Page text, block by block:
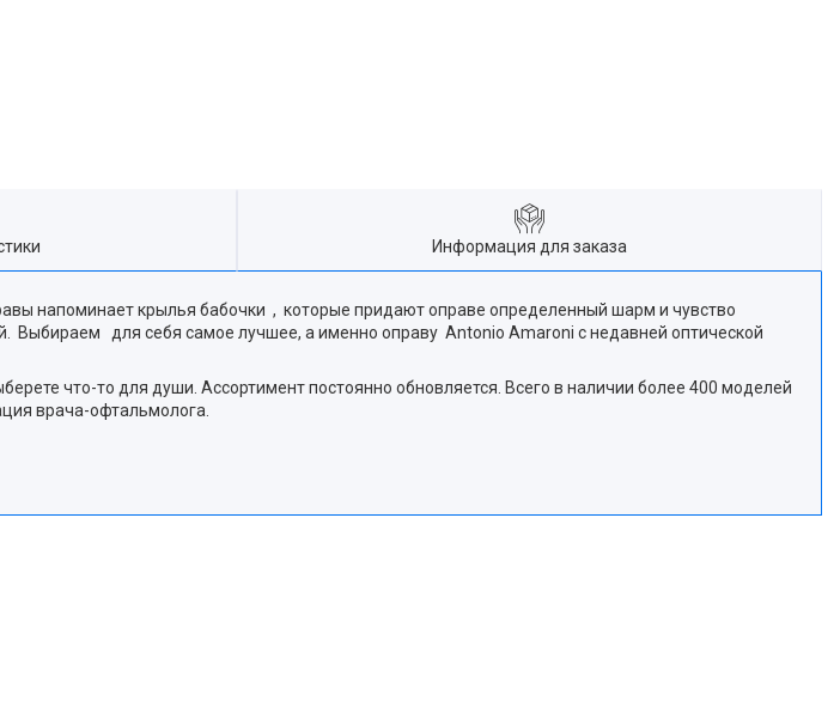
Информация для заказа
напоминает крылья бабочки , которые придают оправе определенный шарм и чувство
Выбираем для себя самое лучшее, а именно оправу Antonio Amaroni с недавней оптической
что-то для души. Ассортимент постоянно обновляется. Всего в наличии более 400 моделей
врача-офтальмолога.